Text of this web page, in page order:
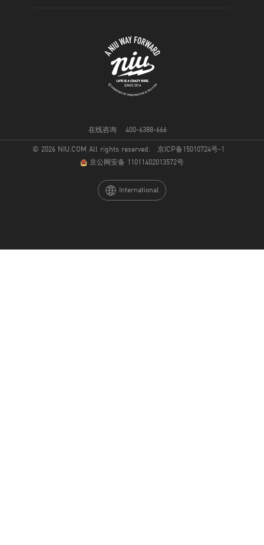
联系我们
人才招聘
合作招募
Android
在线咨询 400-6388-666
© 2026 NIU.COM All rights reserved.
京ICP备15010724号-1
京公网安备 11011402013572号
International